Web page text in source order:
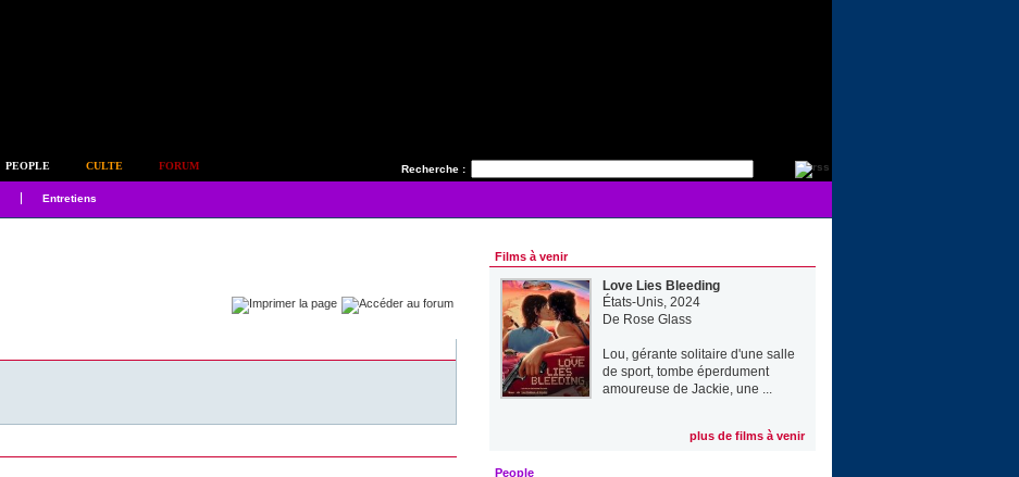
Recherche :
PEOPLE CULTE FORUM
Entretiens
Films à venir
Love Lies Bleeding
États-Unis, 2024
De Rose Glass
Lou, gérante solitaire d'une salle
de sport, tombe éperdument
amoureuse de Jackie, une ...
plus de films à venir
People